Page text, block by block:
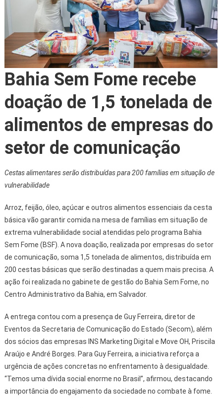
Bahia Sem Fome recebe
doação de 1,5 tonelada de
alimentos de empresas do
setor de comunicação
Cestas alimentares serão distribuídas para 200 famílias em situação de
vulnerabilidade
Arroz, feijão, óleo, açúcar e outros alimentos essenciais da cesta
básica vão garantir comida na mesa de famílias em situação de
extrema vulnerabilidade social atendidas pelo programa Bahia
Sem Fome (BSF). A nova doação, realizada por empresas do setor
de comunicação, soma 1,5 tonelada de alimentos, distribuída em
200 cestas básicas que serão destinadas a quem mais precisa. A
ação foi realizada no gabinete de gestão do Bahia Sem Fome, no
Centro Administrativo da Bahia, em Salvador.
A entrega contou com a presença de Guy Ferreira, diretor de
Eventos da Secretaria de Comunicação do Estado (Secom), além
dos sócios das empresas INS Marketing Digital e Move OH, Priscila
Araújo e André Borges. Para Guy Ferreira, a iniciativa reforça a
urgência de ações concretas no enfrentamento à desigualdade.
“Temos uma dívida social enorme no Brasil”, afirmou, destacando
a importância do engajamento da sociedade no combate à fome.